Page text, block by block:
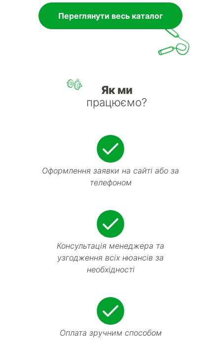
Переглянути весь каталог
Як ми
працюємо?
Оформлення заявки на сайті або за
телефоном
Консультація менеджера та
узгодження всіх нюансів за
необхідності
Оплата зручним способом